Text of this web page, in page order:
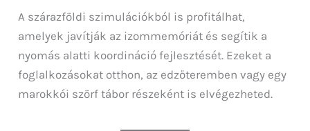
A szárazföldi szimulációkból is profitálhat,
amelyek javítják az izommemóriát és segítik a
nyomás alatti koordináció fejlesztését. Ezeket a
foglalkozásokat otthon, az edzőteremben vagy egy
marokkói szörf tábor részeként is elvégezheted.